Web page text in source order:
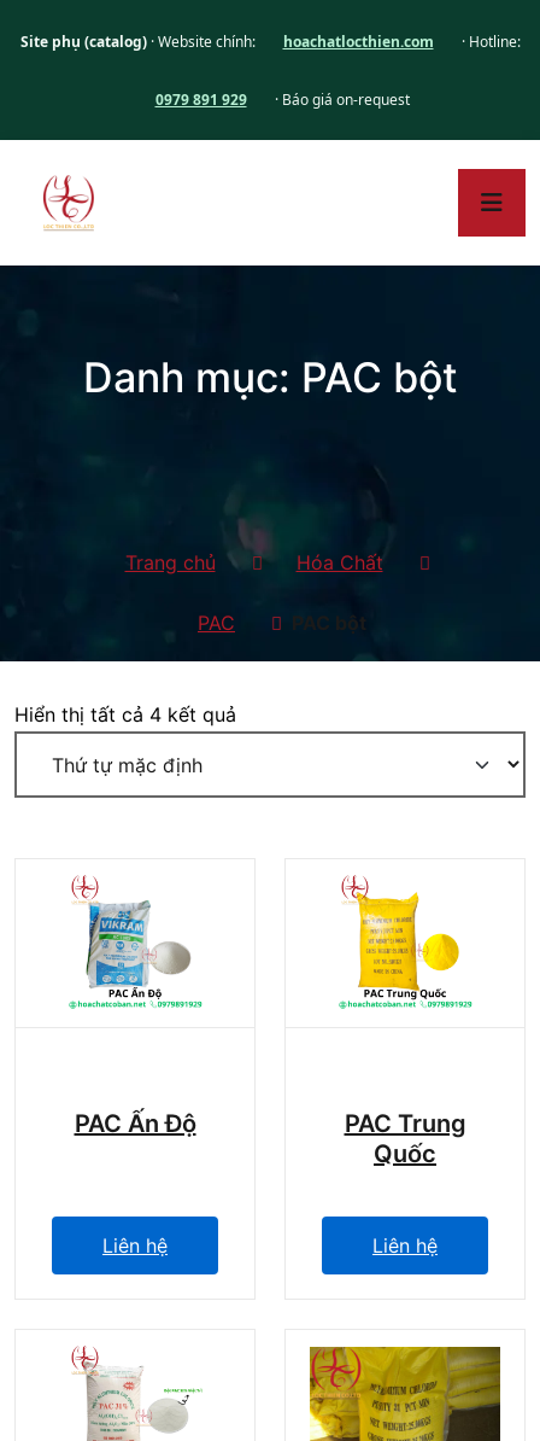
Site phụ (catalog)· Website chính: hoachatlocthien.com · Hotline:
0979 891 929 · Báo giá on-request
Danh mục: PAC bột
Trang chủ Hóa Chất
PAC PAC bột
Hiển thị tất cả 4 kết quả
PAC Ấn Độ
Liên hệ
PAC Trung
Quốc
Liên hệ